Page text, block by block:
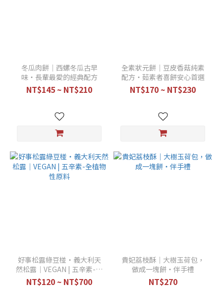
冬瓜肉餅｜西螺冬瓜古早
味・長輩最愛的經典配方
NT$145 ~ NT$210
全素狀元餅｜豆皮香菇純素
配方・茹素者喜餅安心首選
NT$170 ~ NT$230
好事松露綠豆椪・義大利天
然松露｜VEGAN | 五辛素-全
植物性原料
NT$120 ~ NT$700
貴妃荔枝酥｜大樹玉荷包，
做成一塊餅・伴手禮
NT$270